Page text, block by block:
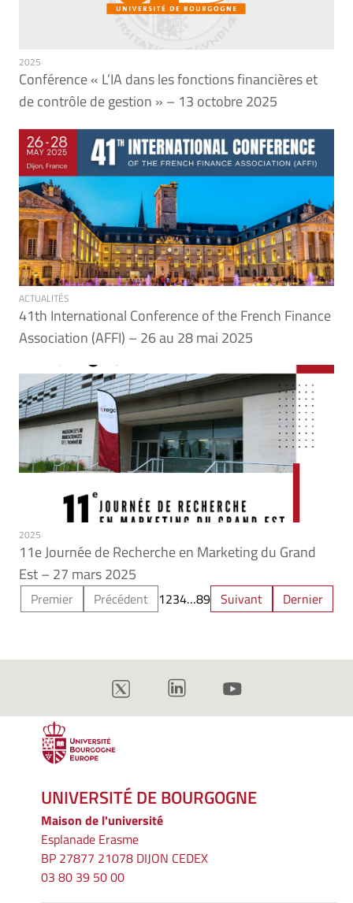
2025
Conférence « L’IA dans les fonctions financières et
de contrôle de gestion » – 13 octobre 2025
ACTUALITÉS
41th International Conference of the French Finance
Association (AFFI) – 26 au 28 mai 2025
2025
11e Journée de Recherche en Marketing du Grand
Est – 27 mars 2025
Premier Précédent 1234…89 Suivant Dernier
UNIVERSITÉ DE BOURGOGNE
Maison de l'université
Esplanade Erasme
BP 27877 21078 DIJON CEDEX
03 80 39 50 00